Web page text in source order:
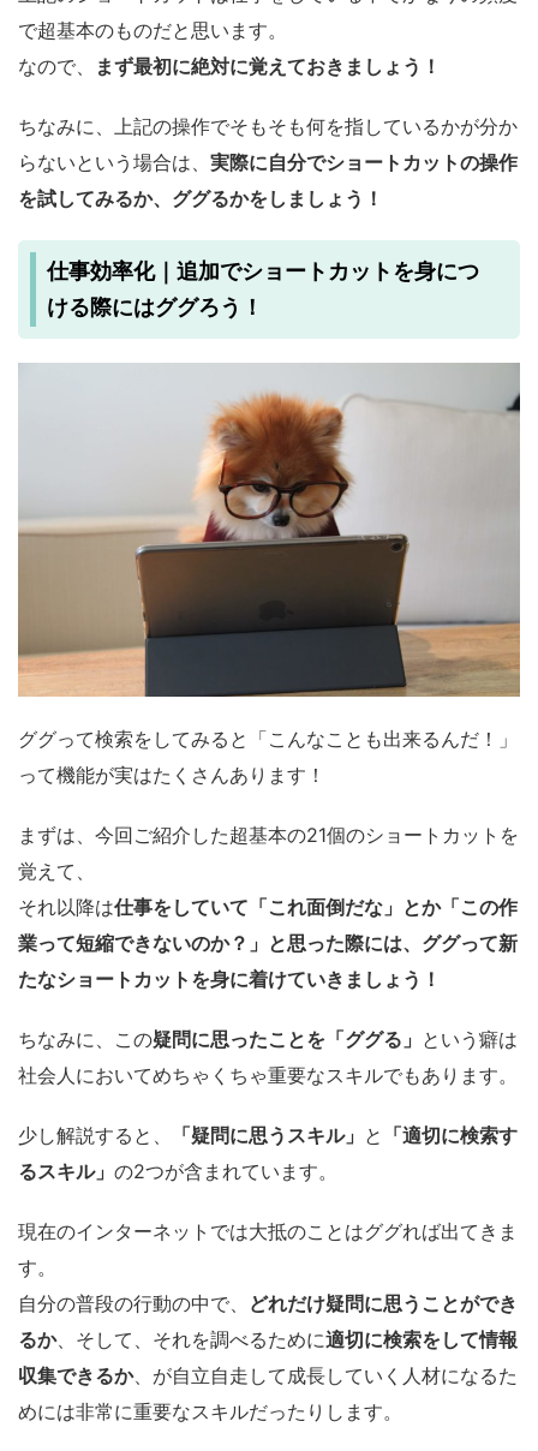
で超基本のものだと思います。
なので、
まず最初に絶対に覚えておきましょう！
ちなみに、上記の操作でそもそも何を指しているかが分か
らないという場合は、 実際に自分でショートカットの操作
を試してみるか、ググるかをしましょう！
仕事効率化｜追加でショートカットを身につ
ける際にはググろう！
ググって検索をしてみると「こんなことも出来るんだ！」
って機能が実はたくさんあります！
まずは、今回ご紹介した超基本の21個のショートカットを
覚えて、
それ以降は仕事をしていて「これ面倒だな」とか「この作
業って短縮できないのか？」と思った際には、ググって新
たなショートカットを身に着けていきましょう！
ちなみに、この疑問に思ったことを「ググる」 という癖は
社会人においてめちゃくちゃ重要なスキルでもあります。
少し解説すると、 「疑問に思うスキル」 と 「適切に検索す
るスキル」 の2つが含まれています。
現在のインターネットでは大抵のことはググれば出てきま
す。
自分の普段の行動の中で、 どれだけ疑問に思うことができ
るか、そして、それを調べるために適切に検索をして情報
収集できるか、が自立自走して成長していく人材になるた
めには非常に重要なスキルだったりします。